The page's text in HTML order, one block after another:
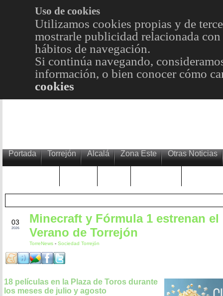
Uso de cookies
Utilizamos cookies propias y de
mostrarle publicidad relacionada
hábitos de navegación.
Si continúa navegando,
información, o bien conocer cómo
cookies
Portada Torrejón Alcalá Zona Este Otras Noticias
03
2026
Minecraft y Fórmula 1 estrenan el
Verano de Torrejón
TorreNews - Sociedad Torrejón
18 películas en la Plaza de Toros durante
los meses de julio y agosto